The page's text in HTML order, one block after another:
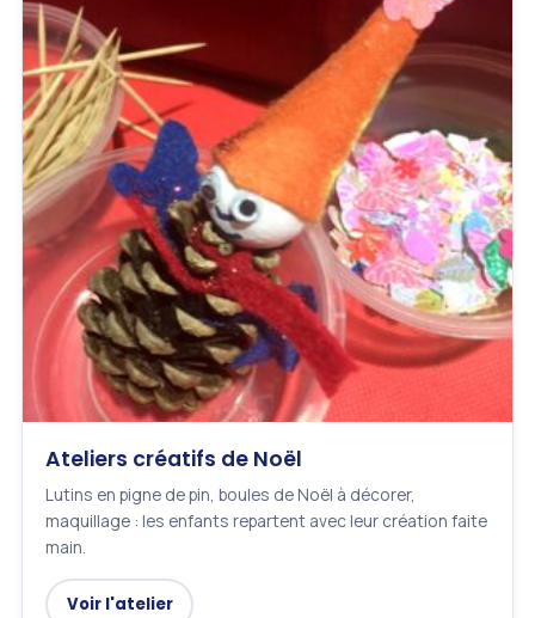
Ateliers créatifs de Noël
Lutins en pigne de pin, boules de Noël à décorer,
maquillage : les enfants repartent avec leur création faite
main.
Voir l'atelier